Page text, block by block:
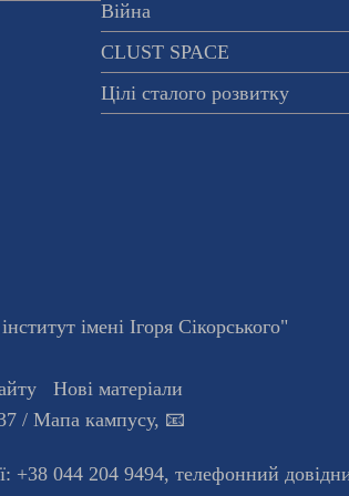
Війна
CLUST SPACE
Цілі сталого розвитку
імені Ігоря Сікорського"
Нові матеріали
/ Мапа кампусу, 📧
+38 044 204 9494, телефонний